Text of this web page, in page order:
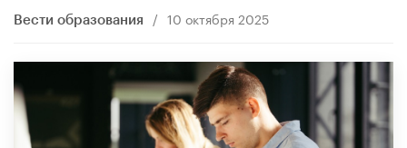
Вести образования / 10 октября 2025